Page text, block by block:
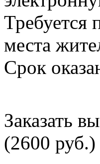
Требуется
места
Срок
Заказать
(2600 руб.)